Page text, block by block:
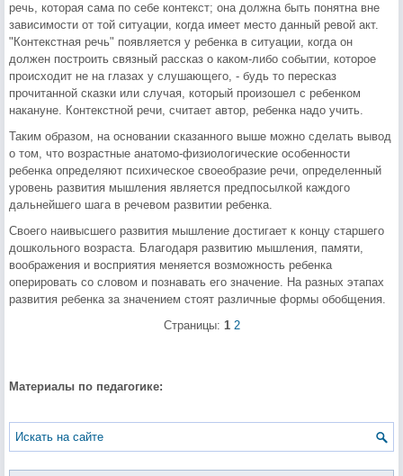
речь, которая сама по себе контекст; она должна быть понятна вне
зависимости от той ситуации, когда имеет место данный ревой акт.
"Контекстная речь" появляется у ребенка в ситуации, когда он
должен построить связный рассказ о каком-либо событии, которое
происходит не на глазах у слушающего, - будь то пересказ
прочитанной сказки или случая, который произошел с ребенком
накануне. Контекстной речи, считает автор, ребенка надо учить.
Таким образом, на основании сказанного выше можно сделать вывод
о том, что возрастные анатомо-физиологические особенности
ребенка определяют психическое своеобразие речи, определенный
уровень развития мышления является предпосылкой каждого
дальнейшего шага в речевом развитии ребенка.
Своего наивысшего развития мышление достигает к концу старшего
дошкольного возраста. Благодаря развитию мышления, памяти,
воображения и восприятия меняется возможность ребенка
оперировать со словом и познавать его значение. На разных этапах
развития ребенка за значением стоят различные формы обобщения.
Страницы: 1 2
Материалы по педагогике: